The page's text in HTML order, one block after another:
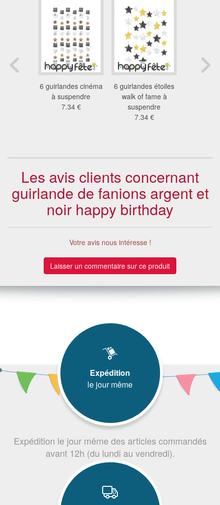
6 guirlandes cinéma
à suspendre
7.34 €
6 guirlandes étoiles
walk of fame à
suspendre
7.34 €
Les avis clients concernant
guirlande de fanions argent et
noir happy birthday
Votre avis nous intéresse !
Laisser un commentaire sur ce produit
Expédition
le jour même
Expédition le jour même des articles commandés
avant 12h (du lundi au vendredi).